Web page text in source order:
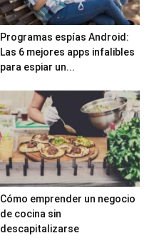
Programas espías Android:
Las 6 mejores apps infalibles
para espiar un...
Cómo emprender un negocio
de cocina sin
descapitalizarse